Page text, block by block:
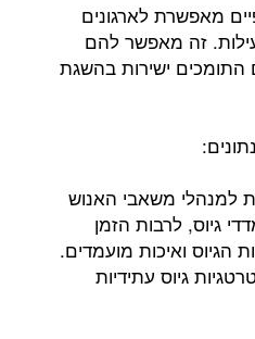
מאפשרת לארגונים
זה מאפשר להם
התומכים ישירות בהשגת
למנהלי משאבי האנוש
גיוס, לרבות הזמן
ואיכות מועמדים.
גיוס עתידיות